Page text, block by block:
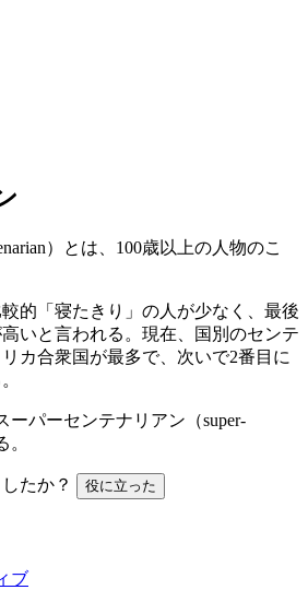
）とは、100歳以上の人物のこ
的「寝たきり」の人が少なく、最後
いと言われる。現在、国別のセンテ
カ合衆国が最多で、次いで2番目に
ーパーセンテナリアン（super-
。
たか？ 役に立った
ブ